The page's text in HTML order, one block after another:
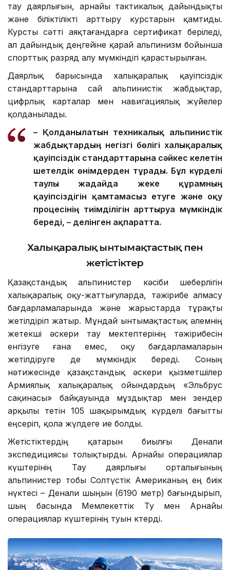
тау даярлығын, арнайы тактикалық дайындықты
және біліктілікті арттыру курстарын қамтиды.
Курсты сәтті аяқтағандарға сертификат беріледі,
ал дайындық деңгейіне қарай альпинизм бойынша
спорттық разряд алу мүмкіндігі қарастырылған.
Даярлық барысында халықаралық қауіпсіздік
стандарттарына сай альпинистік жабдықтар,
цифрлық карталар мен навигациялық жүйелер
қолданылады.
– Қолданылатын техникалық альпинистік
жабдықтардың негізгі бөлігі халықаралық
қауіпсіздік стандарттарына сәйкес келетін
шетелдік өнімдерден тұрады. Бұл күрделі
таулы жағдайда жеке құрамның
қауіпсіздігін қамтамасыз етуге және оқу
процесінің тиімділігін арттыруға мүмкіндік
береді, – делінген ақпаратта.
Халықаралық ынтымақтастық пен
жетістіктер
Қазақстандық альпинистер кәсіби шеберлігін
халықаралық оқу-жаттығуларда, тәжірибе алмасу
бағдарламаларында және жарыстарда тұрақты
жетілдіріп жатыр. Мұндай ынтымақтастық әлемнің
жетекші әскери тау мектептерінің тәжірибесін
енгізуге ғана емес, оқу бағдарламаларын
жетілдіруге де мүмкіндік береді. Соның
нәтижесінде қазақстандық әскери қызметшілер
Армиялық халықаралық ойындардың «Эльбрус
сақинасы» байқауында мұздықтар мен өзендер
арқылы өтетін 105 шақырымдық күрделі бағытты
еңсеріп, қола жүлдеге ие болды.
Жетістіктердің қатарын биылғы Денали
экспедициясы толықтырды. Арнайы операциялар
күштерінің Тау даярлығы орталығының
альпинистер тобы Солтүстік Американың ең биік
нүктесі – Денали шыңын (6190 метр) бағындырып,
шың басында Мемлекеттік Ту мен Арнайы
операциялар күштерінің туын көтерді.